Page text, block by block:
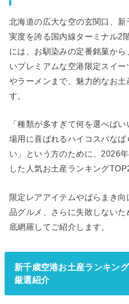
北海道の広大な空の玄関口、
実度を誇る国内線ターミナル2
には、お馴染みの定番銘菓か
いプレミアムな空港限定スイ
やラーメンまで、魅力的なお土
す。
「種類が多すぎて何を選べば
場用に喜ばれるハイコスパなば
い」という方のために、2026
した人気お土産ランキング
限定レアアイテムやばらまき
品グルメ、さらに失敗しない
底網羅してご紹介します。
新千歳空港お土産ランキン
厳選紹介